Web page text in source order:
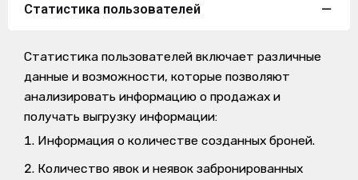
Статистика пользователей
Статистика пользователей включает различные
данные и возможности, которые позволяют
анализировать информацию о продажах и
получать выгрузку информации:
Информация о количестве созданных броней.
Количество явок и неявок забронированных